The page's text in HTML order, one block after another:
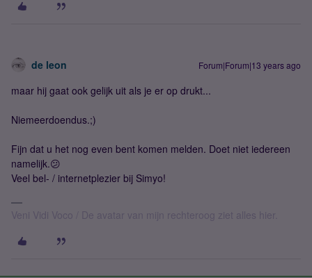
de leon Forum|Forum|13 years ago
maar hij gaat ook gelijk uit als je er op drukt...
Niemeerdoendus.;)
Fijn dat u het nog even bent komen melden. Doet niet iedereen
namelijk.😕
Veel bel- / internetplezier bij Simyo!
Veni Vidi Voco / De avatar van mijn rechteroog ziet alles hier.